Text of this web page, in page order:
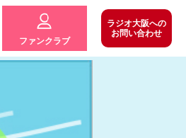
ファンクラブ
ラジオ大阪への
お問い合わせ